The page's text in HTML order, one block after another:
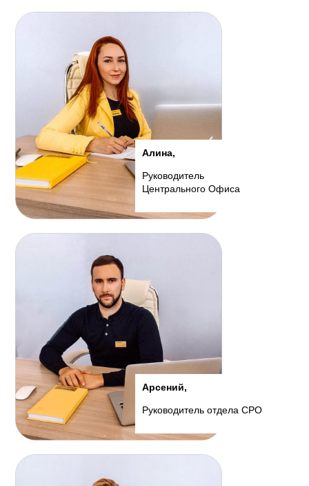
Алина,
Руководитель
Центрального Офиса
Арсений,
Руководитель отдела СРО